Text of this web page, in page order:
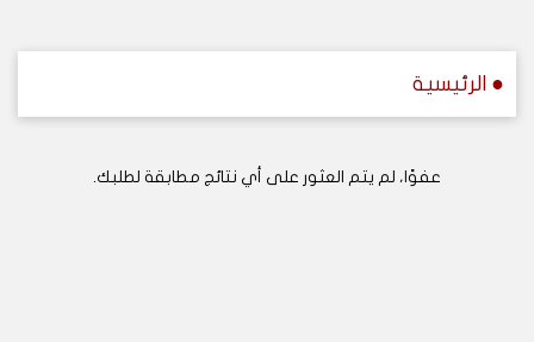
● الرئيسية
عفوًا، لم يتم العثور على أي نتائج مطابقة لطلبك.